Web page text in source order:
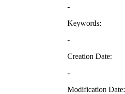
-
Keywords:
-
Creation Date:
-
Modification Date: